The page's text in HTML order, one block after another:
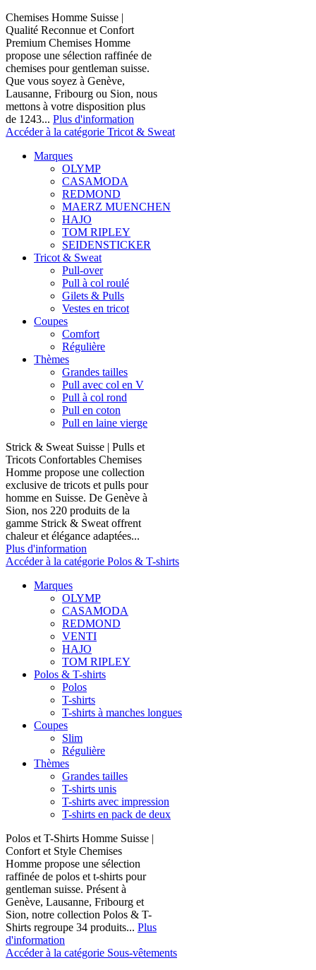
Chemises Homme Suisse |
Qualité Reconnue et Confort
Premium Chemises Homme
propose une sélection raffinée de
chemises pour gentleman suisse.
Que vous soyez à Genève,
Lausanne, Fribourg ou Sion, nous
mettons à votre disposition plus
de 1243... Plus d'information
Accéder à la catégorie Tricot & Sweat
Marques
OLYMP
CASAMODA
REDMOND
MAERZ MUENCHEN
HAJO
TOM RIPLEY
SEIDENSTICKER
Tricot & Sweat
Pull-over
Pull à col roulé
Gilets & Pulls
Vestes en tricot
Coupes
Comfort
Régulière
Thèmes
Grandes tailles
Pull avec col en V
Pull à col rond
Pull en coton
Pull en laine vierge
Strick & Sweat Suisse | Pulls et
Tricots Confortables Chemises
Homme propose une collection
exclusive de tricots et pulls pour
homme en Suisse. De Genève à
Sion, nos 220 produits de la
gamme Strick & Sweat offrent
chaleur et élégance adaptées...
Plus d'information
Accéder à la catégorie Polos & T-shirts
Marques
OLYMP
CASAMODA
REDMOND
VENTI
HAJO
TOM RIPLEY
Polos & T-shirts
Polos
T-shirts
T-shirts à manches longues
Coupes
Slim
Régulière
Thèmes
Grandes tailles
T-shirts unis
T-shirts avec impression
T-shirts en pack de deux
Polos et T-Shirts Homme Suisse |
Confort et Style Chemises
Homme propose une sélection
raffinée de polos et t-shirts pour
gentleman suisse. Présent à
Genève, Lausanne, Fribourg et
Sion, notre collection Polos & T-
Shirts regroupe 34 produits... Plus
d'information
Accéder à la catégorie Sous-vêtements